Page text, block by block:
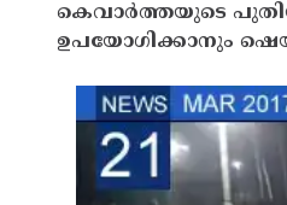
കെവാർത്തയുടെ
ഉപയോഗിക്കാനും